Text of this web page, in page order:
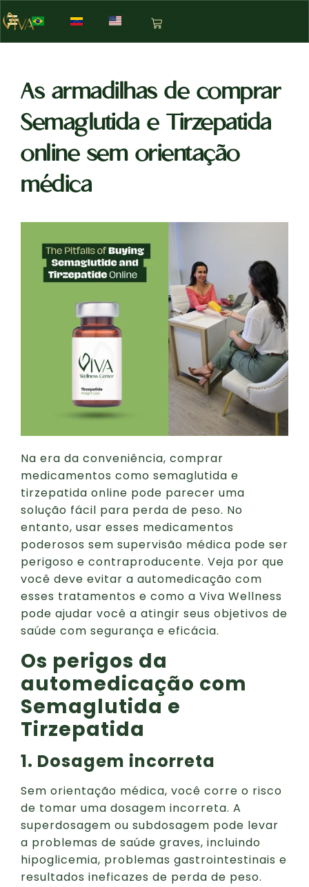
As armadilhas de comprar
Semaglutida e Tirzepatida
online sem orientação
médica
Na era da conveniência, comprar
medicamentos como semaglutida e
tirzepatida online pode parecer uma
solução fácil para perda de peso. No
entanto, usar esses medicamentos
poderosos sem supervisão médica pode ser
perigoso e contraproducente. Veja por que
você deve evitar a automedicação com
esses tratamentos e como a Viva Wellness
pode ajudar você a atingir seus objetivos de
saúde com segurança e eficácia.
Os perigos da
automedicação com
Semaglutida e
Tirzepatida
1. Dosagem incorreta
Sem orientação médica, você corre o risco
de tomar uma dosagem incorreta. A
superdosagem ou subdosagem pode levar
a problemas de saúde graves, incluindo
hipoglicemia, problemas gastrointestinais e
resultados ineficazes de perda de peso.